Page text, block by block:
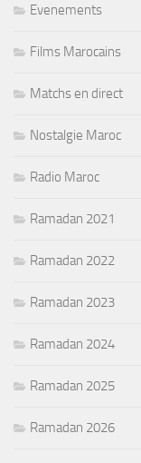
Evenements
Films Marocains
Matchs en direct
Nostalgie Maroc
Radio Maroc
Ramadan 2021
Ramadan 2022
Ramadan 2023
Ramadan 2024
Ramadan 2025
Ramadan 2026